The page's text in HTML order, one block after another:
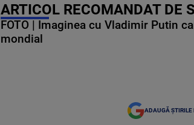
ARTICOL RECOMANDAT DE
FOTO | Imaginea cu Vladimir Putin
mondial
ADAUGĂ ȘTIRILE